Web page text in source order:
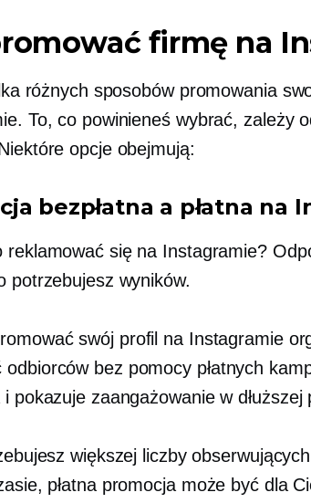
firmę na
różnych sposobów promowania
To, co powinieneś wybrać, zależy
opcje obejmują:
bezpłatna a płatna na
reklamować się na Instagramie?
potrzebujesz wyników.
swój profil na Instagramie
odbiorców bez pomocy płatnych
i pokazuje zaangażowanie w dłuższej
większej liczby
płatna promocja może być dla